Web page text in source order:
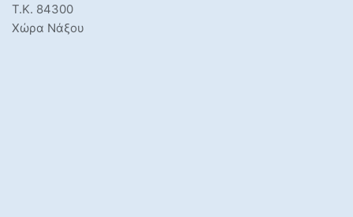
Τ.Κ. 84300
Χώρα Νάξου